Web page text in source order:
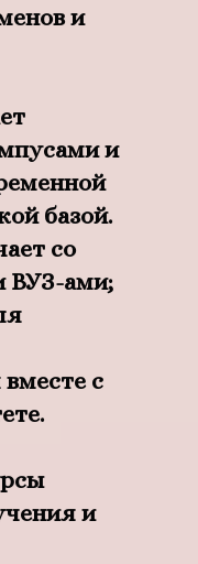
и
и
базой.
со
ВУЗ-ами;
с
и